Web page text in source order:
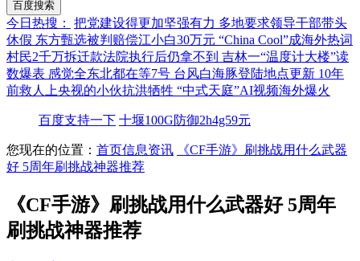
今日热搜： 把党建设得更加坚强有力 多地要求领导干部带头
休假 东方甄选被判赔偿江小白30万元 “China Cool”成海外热词
村民2千万拆迁款法院执行后仍拿不到 吉林一“温度计大楼”读
数爆表 感觉全东北都在等7号 台风白海豚登陆地点更新 10年
前救人上央视的小伙抗洪牺牲 “中式天庭”AI视频海外爆火
百度支持一下 十堰100G防御2h4g59元
您现在的位置： 首页信息资讯
《CF手游》刷挑战用什么武器
好 5周年刷挑战神器推荐
《CF手游》刷挑战用什么武器好 5周年
刷挑战神器推荐